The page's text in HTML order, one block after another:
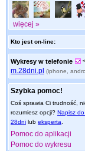
więcej »
Kto jest on-line:
Wykresy w telefonie
m.28dni.pl (iphone,
Szybka pomoc!
Coś sprawia Ci trudność,
rozumiesz opcji? Napisz
28dni lub eksperta
Pomoc do aplikacji
Pomoc do wykresu